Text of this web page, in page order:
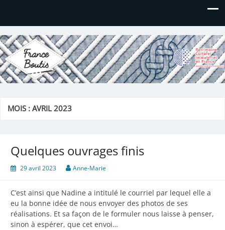
France Boutis
Le site de France Boutis
MOIS :AVRIL 2023
Quelques ouvrages finis
29 avril 2023 Anne-Marie
C’est ainsi que Nadine a intitulé le courriel par lequel elle a
eu la bonne idée de nous envoyer des photos de ses
réalisations. Et sa façon de le formuler nous laisse à penser,
sinon à espérer, que cet envoi…